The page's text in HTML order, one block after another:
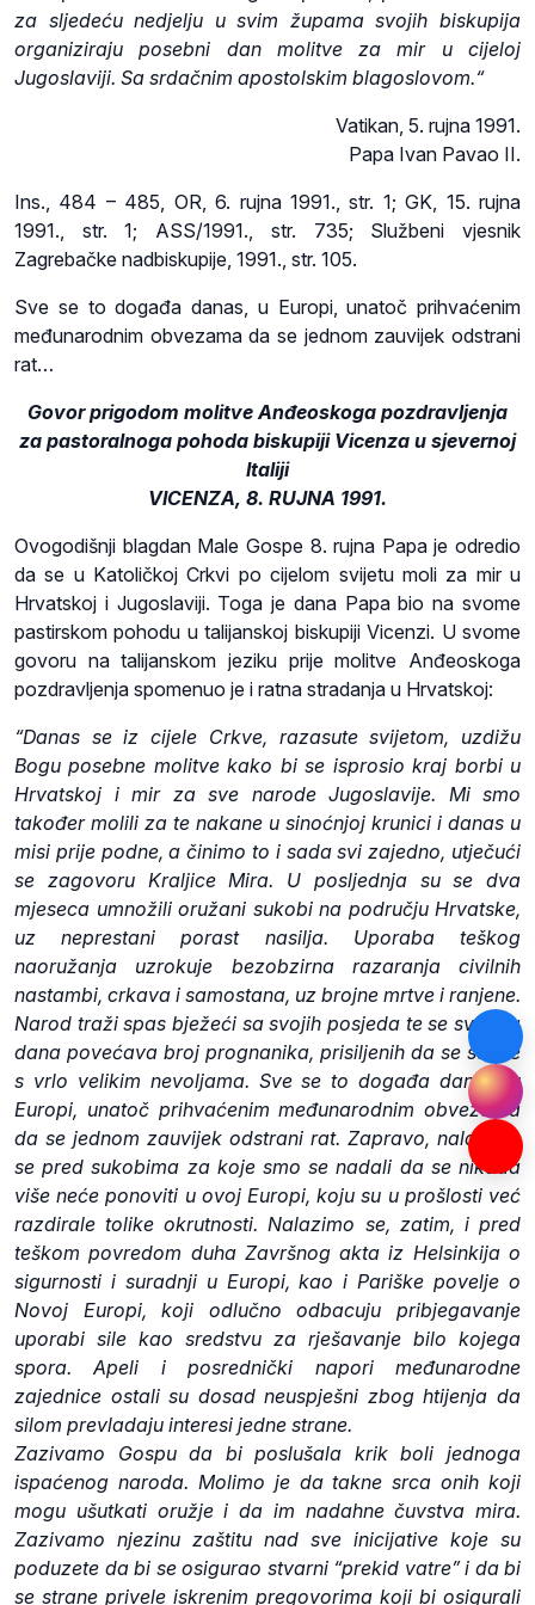
za sljedeću nedjelju u svim župama svojih biskupija
organiziraju posebni dan molitve za mir u cijeloj
Jugoslaviji. Sa srdačnim apostolskim blagoslovom.“
Vatikan, 5. rujna 1991.
Papa Ivan Pavao II.
Ins., 484 – 485, OR, 6. rujna 1991., str. 1; GK, 15. rujna
1991., str. 1; ASS/1991., str. 735; Službeni vjesnik
Zagrebačke nadbiskupije, 1991., str. 105.
Sve se to događa danas, u Europi, unatoč prihvaćenim
međunarodnim obvezama da se jednom zauvijek odstrani
rat…
Govor prigodom molitve Anđeoskoga pozdravljenja
za pastoralnoga pohoda biskupiji Vicenza u sjevernoj
Italiji
VICENZA, 8. RUJNA 1991.
Ovogodišnji blagdan Male Gospe 8. rujna Papa je odredio
da se u Katoličkoj Crkvi po cijelom svijetu moli za mir u
Hrvatskoj i Jugoslaviji. Toga je dana Papa bio na svome
pastirskom pohodu u talijanskoj biskupiji Vicenzi. U svome
govoru na talijanskom jeziku prije molitve Anđeoskoga
pozdravljenja spomenuo je i ratna stradanja u Hrvatskoj:
“Danas se iz cijele Crkve, razasute svijetom, uzdižu
Bogu posebne molitve kako bi se isprosio kraj borbi u
Hrvatskoj i mir za sve narode Jugoslavije. Mi smo
također molili za te nakane u sinoćnjoj krunici i danas u
misi prije podne, a činimo to i sada svi zajedno, utječući
se zagovoru Kraljice Mira. U posljednja su se dva
mjeseca umnožili oružani sukobi na području Hrvatske,
uz neprestani porast nasilja. Uporaba teškog
naoružanja uzrokuje bezobzirna razaranja civilnih
nastambi, crkava i samostana, uz brojne mrtve i ranjene.
Narod traži spas bježeći sa svojih posjeda te se svakog
dana povećava broj prognanika, prisiljenih da se suoče
s vrlo velikim nevoljama. Sve se to događa danas, u
Europi, unatoč prihvaćenim međunarodnim obvezama
da se jednom zauvijek odstrani rat. Zapravo, nalazimo
se pred sukobima za koje smo se nadali da se nikada
više neće ponoviti u ovoj Europi, koju su u prošlosti već
razdirale tolike okrutnosti. Nalazimo se, zatim, i pred
teškom povredom duha Završnog akta iz Helsinkija o
sigurnosti i suradnji u Europi, kao i Pariške povelje o
Novoj Europi, koji odlučno odbacuju pribjegavanje
uporabi sile kao sredstvu za rješavanje bilo kojega
spora. Apeli i posrednički napori međunarodne
zajednice ostali su dosad neuspješni zbog htijenja da
silom prevladaju interesi jedne strane.
Zazivamo Gospu da bi poslušala krik boli jednoga
ispaćenog naroda. Molimo je da takne srca onih koji
mogu ušutkati oružje i da im nadahne čuvstva mira.
Zazivamo njezinu zaštitu nad sve inicijative koje su
poduzete da bi se osigurao stvarni “prekid vatre” i da bi
se strane privele iskrenim pregovorima koji bi osigurali